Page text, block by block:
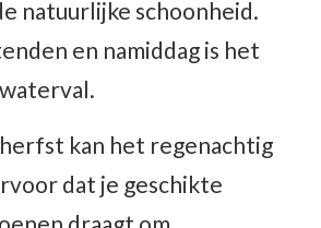
natuurlijke schoonheid.
en namiddag is het
kan het regenachtig
dat je geschikte